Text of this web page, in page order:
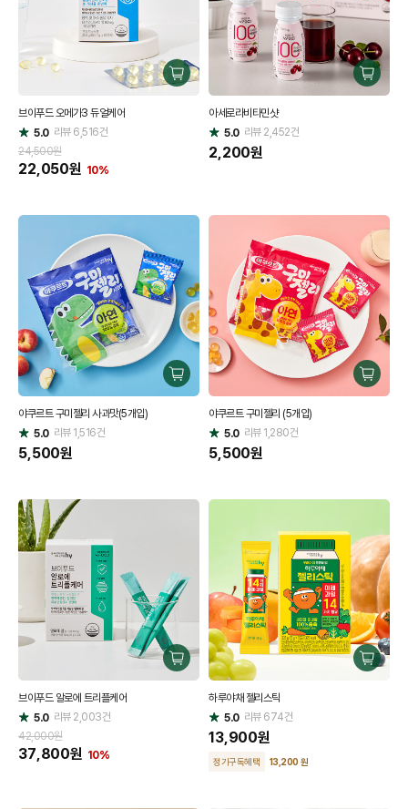
구
브이푸드 오메가3 듀얼케어
별
점
5.0 리뷰6,516건
24,500원
22,050원 10%
구
매
아세로라비타민샷
별
점
5.0 리뷰2,452건
2,200원
구
매
야쿠르트 구미젤리 사과맛(5개입)
별
점
5.0 리뷰1,516건
5,500원
구
매
야쿠르트 구미젤리 (5개입)
별
점
5.0 리뷰1,280건
5,500원
구
매
브이푸드 알로에 트리플케어
별
점
5.0 리뷰2,003건
42,000원
37,800원 10%
구
하루야채 젤리스틱
별
점
5.0 리뷰674건
13,900원
정기구독혜택 13,200 원